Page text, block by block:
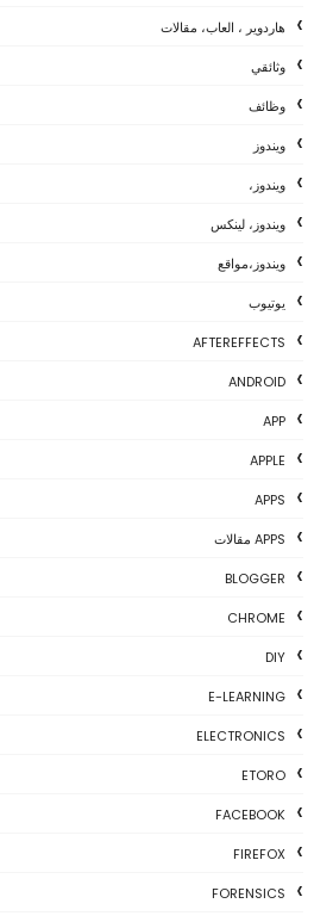
هاردوير ، العاب، مقالات
وثائقي
وظائف
ويندوز
ويندوز،
ويندوز، لينكس
ويندوز،مواقع
يوتيوب
AFTEREFFECTS
ANDROID
APP
APPLE
APPS
APPS مقالات
BLOGGER
CHROME
DIY
E-LEARNING
ELECTRONICS
ETORO
FACEBOOK
FIREFOX
FORENSICS